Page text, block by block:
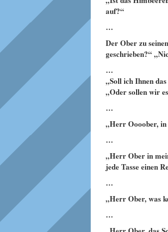
auf?“
…
Der Ober zu
geschrieben?“
…
„Soll ich Ihnen
„Oder sollen wir
…
„Herr Oooober, in
…
„Herr Ober in
jede Tasse einen
…
„Herr Ober, was
…